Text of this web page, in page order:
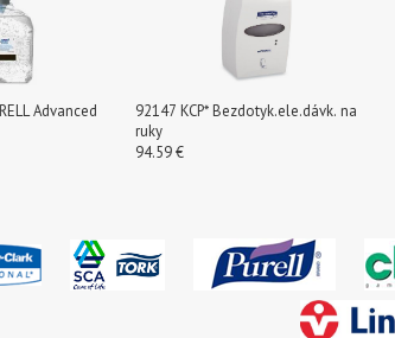
Advanced
92147 KCP* Bezdotyk.ele.dávk. na
ruky
94.59 €